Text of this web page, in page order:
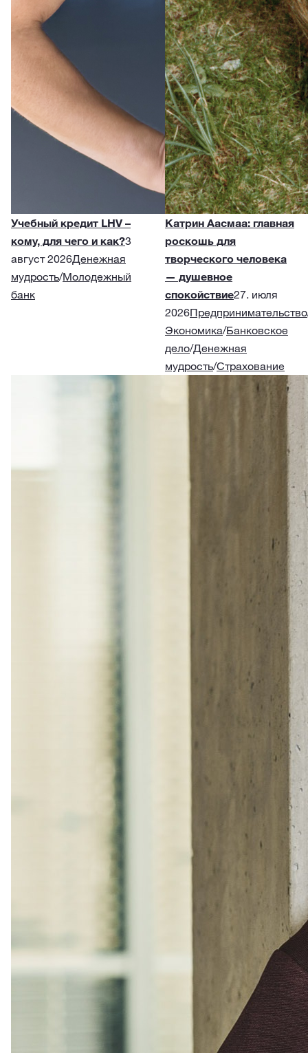
Учебный кредит LHV –
кому, для чего и как?3
август 2026Денежная
мудрость/Молодежный
банк
Катрин Аасмаа: главная
роскошь для
творческого человека
— душевное
спокойствие27. июля
2026Предпринимательство
Экономика/Банковское
дело/Денежная
мудрость/Страхование